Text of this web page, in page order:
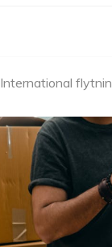
International